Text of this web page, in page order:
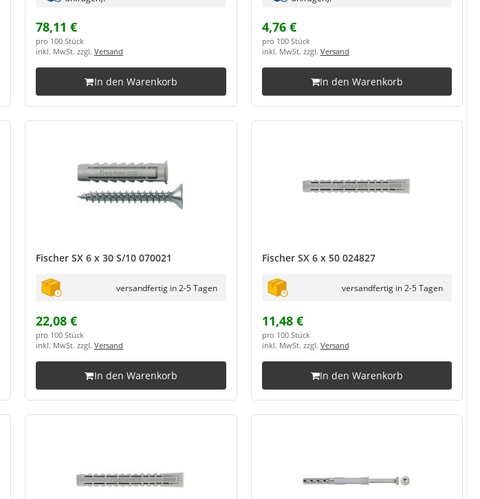
78,11 €
pro 100 Stück
inkl. MwSt. zzgl. Versand
In den Warenkorb
4,76 €
pro 100 Stück
inkl. MwSt. zzgl. Versand
In den Warenkorb
Fischer SX 6 x 30 S/10 070021
versandfertig in 2-5 Tagen
22,08 €
pro 100 Stück
inkl. MwSt. zzgl. Versand
In den Warenkorb
Fischer SX 6 x 50 024827
versandfertig in 2-5 Tagen
11,48 €
pro 100 Stück
inkl. MwSt. zzgl. Versand
In den Warenkorb